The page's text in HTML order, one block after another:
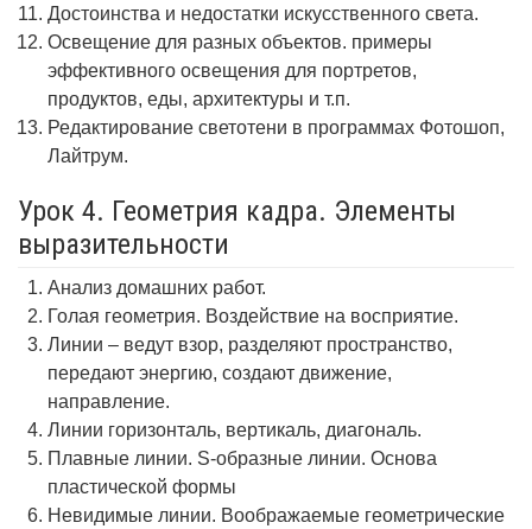
Достоинства и недостатки искусственного света.
Освещение для разных объектов. примеры
эффективного освещения для портретов,
продуктов, еды, архитектуры и т.п.
Редактирование светотени в программах Фотошоп,
Лайтрум.
Урок 4. Геометрия кадра. Элементы
выразительности
Анализ домашних работ.
Голая геометрия. Воздействие на восприятие.
Линии – ведут взор, разделяют пространство,
передают энергию, создают движение,
направление.
Линии горизонталь, вертикаль, диагональ.
Плавные линии. S-образные линии. Основа
пластической формы
Невидимые линии. Воображаемые геометрические